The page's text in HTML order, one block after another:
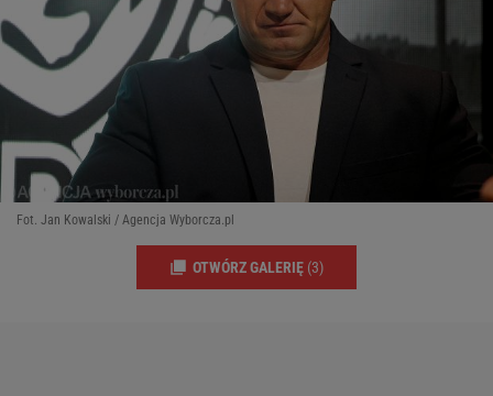
Fot. Jan Kowalski / Agencja Wyborcza.pl
OTWÓRZ GALERIĘ (3)